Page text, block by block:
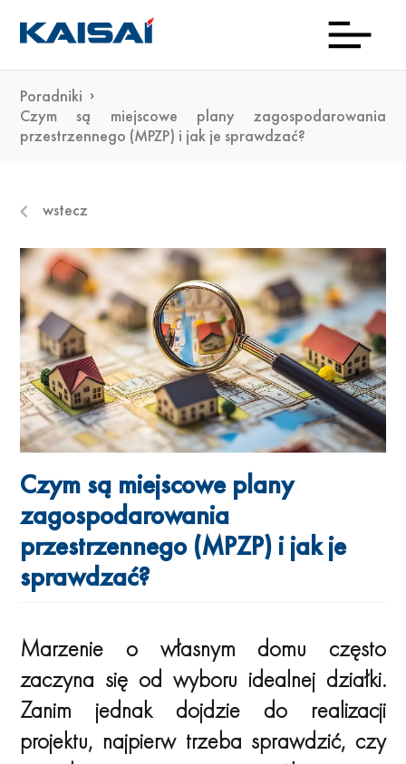
O
Poradniki
Czym są miejscowe plany zagospodarowania
przestrzennego (MPZP) i jak je sprawdzać?
wstecz
Czym są miejscowe plany
zagospodarowania
przestrzennego (MPZP) i jak je
sprawdzać?
Marzenie o własnym domu często
zaczyna się od wyboru idealnej działki.
Zanim jednak dojdzie do realizacji
projektu, najpierw trzeba sprawdzić, czy